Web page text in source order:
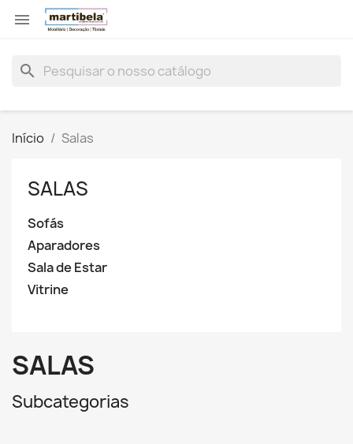

search
Início Salas
SALAS
Sofás
Aparadores
Sala de Estar
Vitrine
SALAS
Subcategorias